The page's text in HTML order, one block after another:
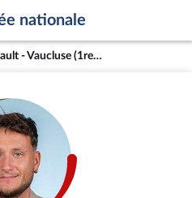
nationale
M. Raphaël Arnault - Vaucluse (1re circonscription)